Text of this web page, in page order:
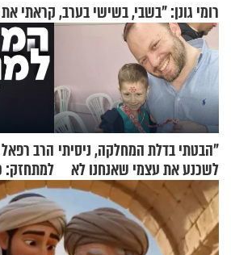
רומי גונן: "בשבי, בשישי בערב, קראתי
"הבטתי בדלת המחלקה, ניסיתי
לשכנע את עצמי שאנחנו לא
שייכים לשם"
הרב רפאל
למתחזק:
לתפילה?